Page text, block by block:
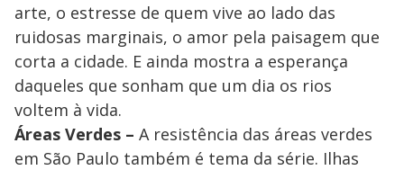
arte, o estresse de quem vive ao lado das
ruidosas marginais, o amor pela paisagem que
corta a cidade. E ainda mostra a esperança
daqueles que sonham que um dia os rios
voltem à vida.
Áreas Verdes – A resistência das áreas verdes
em São Paulo também é tema da série. Ilhas